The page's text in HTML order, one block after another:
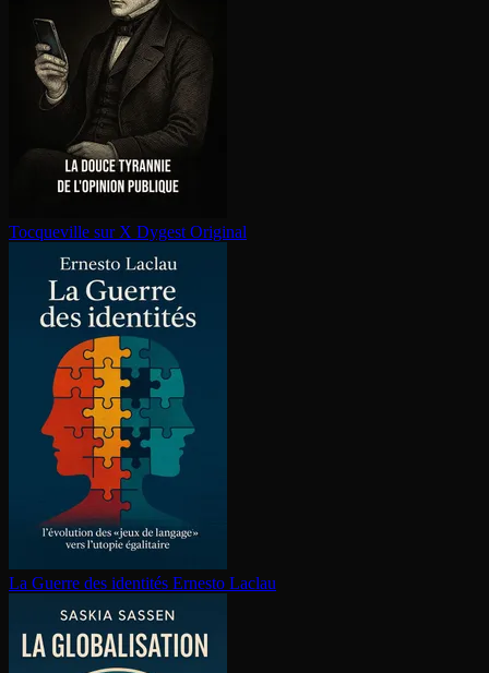
Tocqueville sur X Dygest Original
La Guerre des identités Ernesto Laclau